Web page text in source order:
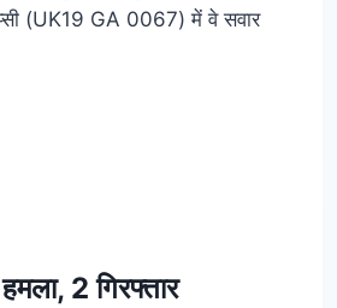
(UK19 GA 0067) में वे सवार
2 गिरफ्तार